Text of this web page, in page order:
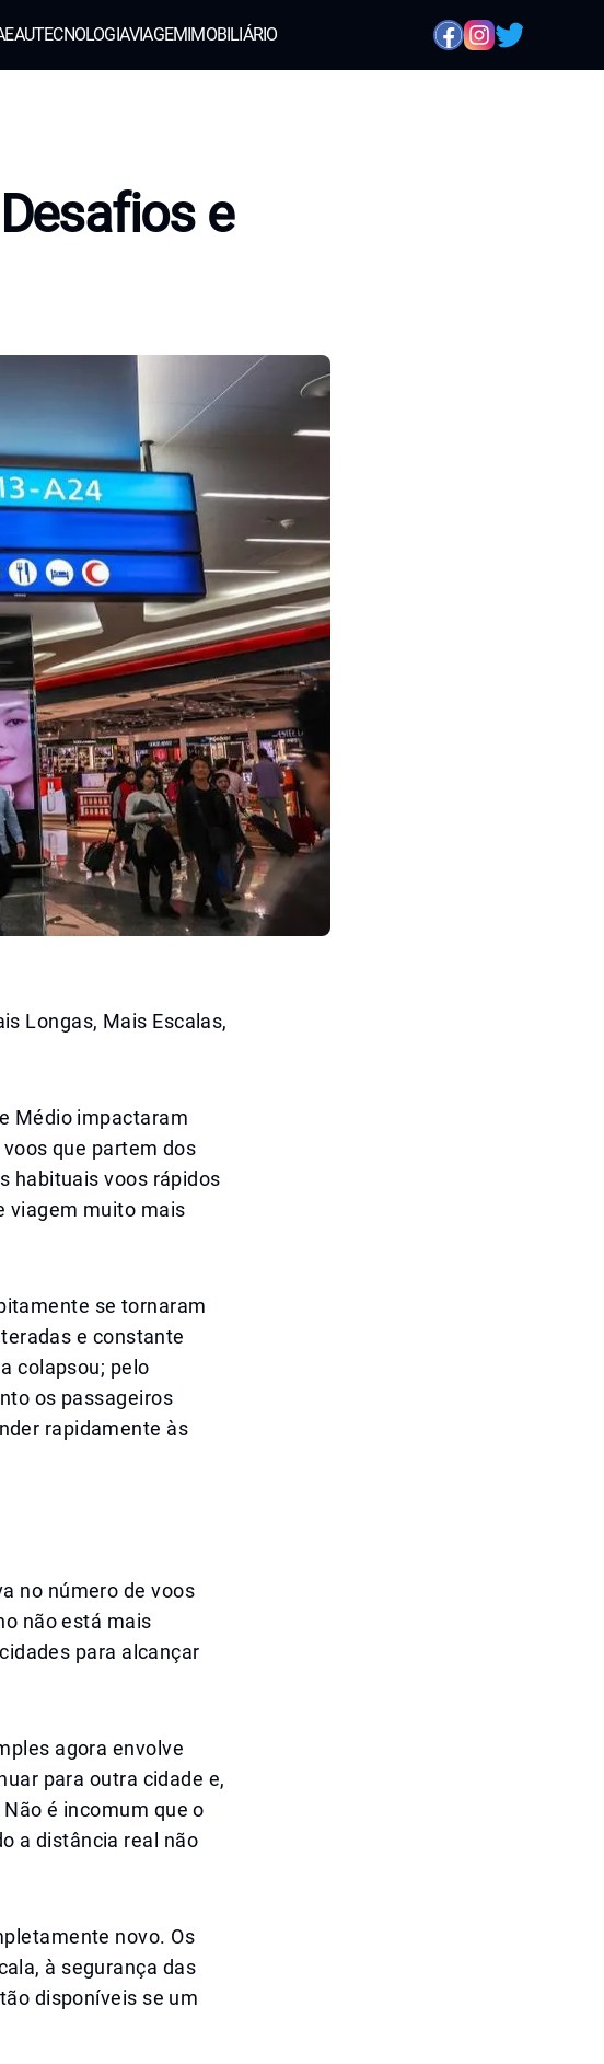
EAUTECNOLOGIAVIAGEMIMOBILIÁRIO
e
Longas, Mais Escalas,
Médio impactaram
que partem dos
habituais voos rápidos
viagem muito mais
se tornaram
e constante
colapsou; pelo
os passageiros
rapidamente às
no número de voos
não está mais
para alcançar
agora envolve
para outra cidade e,
é incomum que o
a distância real não
novo. Os
à segurança das
disponíveis se um